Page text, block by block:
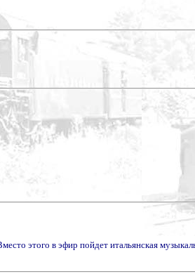
этого в эфир пойдет итальянская